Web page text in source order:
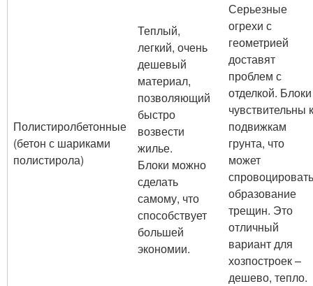
Полистиролбетонные
(бетон с шариками
полистирола)
Теплый,
легкий, очень
дешевый
материал,
позволяющий
быстро
возвести
жилье.
Блоки можно
сделать
самому, что
способствует
большей
экономии.
Серьезные
огрехи с
геометрией
доставят
проблем с
отделкой. Блоки
чувствительны к
подвижкам
грунта, что
может
спровоцировать
образование
трещин. Это
отличный
вариант для
хозпостроек –
дешево, тепло.